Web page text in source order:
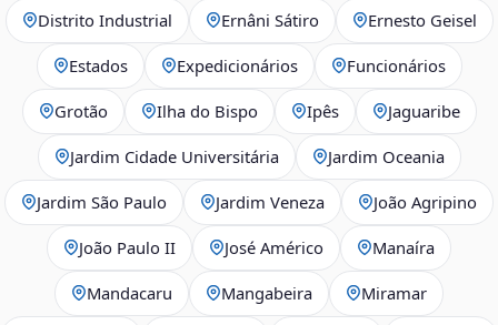
Distrito Industrial Ernâni Sátiro Ernesto Geisel
Estados Expedicionários Funcionários
Grotão Ilha do Bispo Ipês Jaguaribe
Jardim Cidade Universitária Jardim Oceania
Jardim São Paulo Jardim Veneza João Agripino
João Paulo II José Américo Manaíra
Mandacaru Mangabeira Miramar